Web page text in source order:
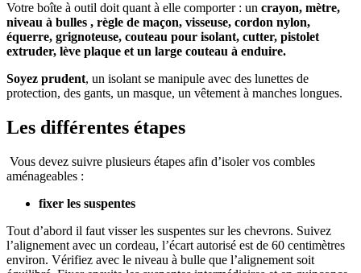
Votre boîte à outil doit quant à elle comporter : un crayon, mètre,
niveau à bulles , règle de maçon, visseuse, cordon nylon,
équerre, grignoteuse, couteau pour isolant, cutter, pistolet
extruder, lève plaque et un large couteau à enduire.
Soyez prudent, un isolant se manipule avec des lunettes de
protection, des gants, un masque, un vêtement à manches longues.
Les différentes étapes
Vous devez suivre plusieurs étapes afin d’isoler vos combles
aménageables :
fixer les suspentes
Tout d’abord il faut visser les suspentes sur les chevrons. Suivez
l’alignement avec un cordeau, l’écart autorisé est de 60 centimètres
environ. Vérifiez avec le niveau à bulle que l’alignement soit